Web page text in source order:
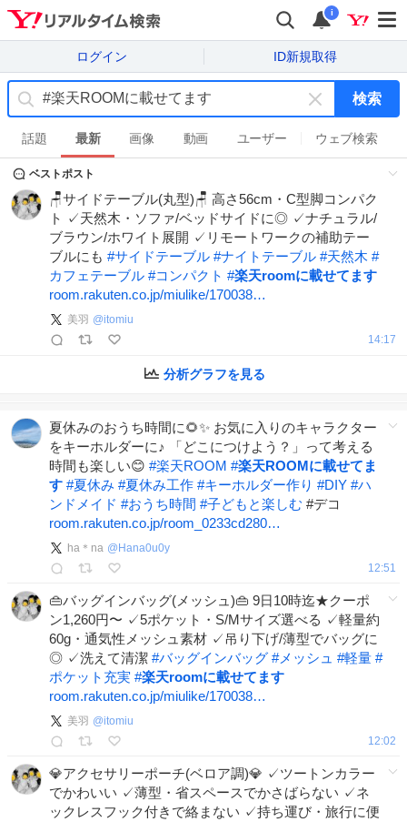
i
ログイン ID新規取得
キ
ー
ワ
ド
を
消
す
検索
話題 最新 画像 動画 ユーザー ウェブ検索
ベストポスト
🪑サイドテーブル(丸型)🪑 高さ56cm・C型脚コンパク
ト ✓天然木・ソファ/ベッドサイドに◎ ✓ナチュラル/
ブラウン/ホワイト展開 ✓リモートワークの補助テー
ブルにも #サイドテーブル #ナイトテーブル #天然木 #
カフェテーブル #コンパクト #楽天roomに載せてます
room.rakuten.co.jp/miulike/170038…
美羽 @itomiu
14:17
分析グラフを見る
夏休みのおうち時間に🌻✨ お気に入りのキャラクター
をキーホルダーに♪ 「どこにつけよう？」って考える
時間も楽しい😊 #楽天ROOM #楽天ROOMに載せてま
す #夏休み #夏休み工作 #キーホルダー作り #DIY #ハ
ンドメイド #おうち時間 #子どもと楽しむ #デコ
room.rakuten.co.jp/room_0233cd280…
ha＊na @ Hana0u0y
12:51
👜バッグインバッグ(メッシュ)👜 9日10時迄★クーポ
ン1,260円〜 ✓5ポケット・S/Mサイズ選べる ✓軽量約
60g・通気性メッシュ素材 ✓吊り下げ/薄型でバッグに
◎ ✓洗えて清潔 #バッグインバッグ #メッシュ #軽量 #
ポケット充実 #楽天roomに載せてます
room.rakuten.co.jp/miulike/170038…
美羽 @itomiu
12:02
💎アクセサリーポーチ(ベロア調)💎 ✓ツートンカラー
でかわいい ✓薄型・省スペースでかさばらない ✓ネ
ックレスフック付きで絡まない ✓持ち運び・旅行に便